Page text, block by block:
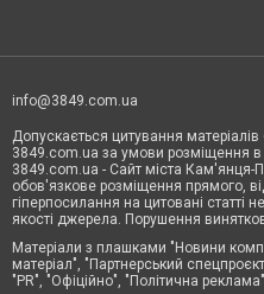
info@3849.com.ua
Допускається цитування
3849.com.ua за умови розміщення в
3849.com.ua - Сайт міста Кам'янця-
обов'язкове розміщення прямого,
гіперпосилання на цитовані статті
якості джерела. Порушення
Матеріали з плашками "Новини
матеріал", "Партнерський
"PR", "Офіційно", "Політична